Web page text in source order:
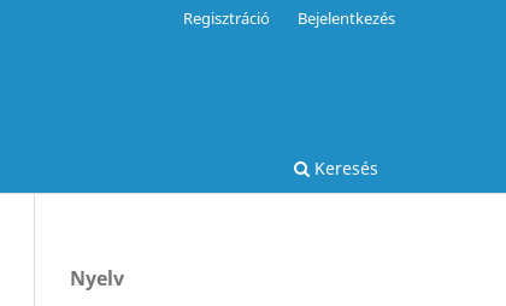
Keresés
Regisztráció Bejelentkezés
Nyelv